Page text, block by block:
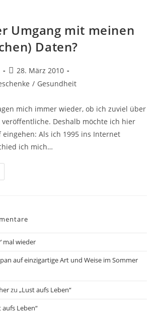
Umgang mit meinen
Daten?
Beitrag
veröffentlicht:
28. März 2010
/ Gesundheit
mich immer wieder, ob ich zuviel über
Deshalb möchte ich hier
Als ich 1995 ins Internet
ich mich…
mal wieder
auf einzigartige Art und Weise im Sommer
zu„Lust aufs Leben“
aufs Leben“